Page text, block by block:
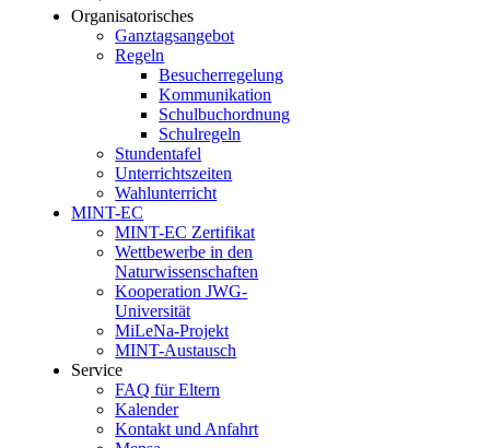
Organisatorisches
Ganztagsangebot
Regeln
Besucherregelung
Kommunikation
Schulbuchordnung
Schulregeln
Stundentafel
Unterrichtszeiten
Wahlunterricht
MINT-EC
MINT-EC Zertifikat
Wettbewerbe in den
Naturwissenschaften
Kooperation JWG-
Universität
MiLeNa-Projekt
MINT-Austausch
Service
FAQ für Eltern
Kalender
Kontakt und Anfahrt